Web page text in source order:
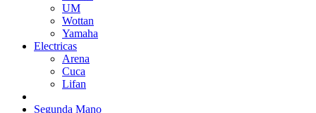
UM
Wottan
Yamaha
Electricas
Arena
Cuca
Lifan
Segunda Mano